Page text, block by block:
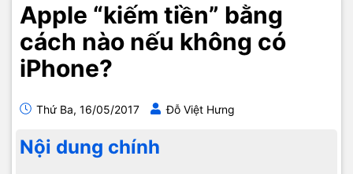
Apple “kiếm tiền” bằng
cách nào nếu không có
iPhone?
Thứ Ba, 16/05/2017 Đỗ Việt Hưng
Nội dung chính